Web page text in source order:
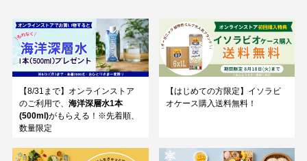
【8/31まで】オンラインストア
のご利用で、 海洋深層水1本
(500ml)がもらえる！※先着順、
数量限定
【はじめての方限定】イソラビ
オケース購入送料無料！